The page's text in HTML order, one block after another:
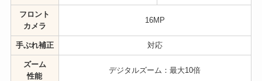
フロント
カメラ
16MP
手ぶれ補正 対応
ズーム
性能
デジタルズーム：最大10倍